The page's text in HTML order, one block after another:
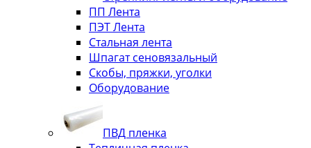
ПП Лента
ПЭТ Лента
Стальная лента
Шпагат сеновязальный
Скобы, пряжки, уголки
Оборудование
ПВД пленка